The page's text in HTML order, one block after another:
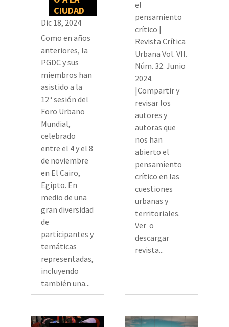
CIUDAD
Dic 18, 2024
Como en años
anteriores, la
PGDC y sus
miembros han
asistido a la
12ª sesión del
Foro Urbano
Mundial,
celebrado
entre el 4 y el 8
de noviembre
en El Cairo,
Egipto. En
medio de una
gran diversidad
de
participantes y
temáticas
representadas,
incluyendo
también una...
el
pensamiento
crítico |
Revista Crítica
Urbana Vol. VII.
Núm. 32. Junio
2024.
|Compartir y
revisar los
autores y
autoras que
nos han
abierto el
pensamiento
crítico en las
cuestiones
urbanas y
territoriales.
Ver o
descargar
revista...